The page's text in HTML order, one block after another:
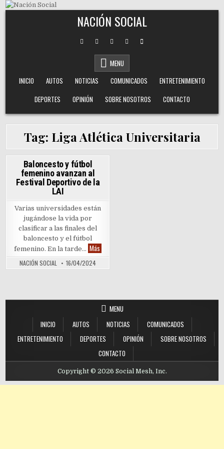
Skip to content
NACIÓN SOCIAL
MENU
INICIO
AUTOS NOTICIAS COMUNICADOS
ENTRETENIMIENTO
DEPORTES
OPINIÓN SOBRE NOSOTROS CONTACTO
Tag: Liga Atlética Universitaria
Posted in
Baloncesto y fútbol
femenino avanzan al
Festival Deportivo de la
LAI
Varias universidades están
jugándose la vida por
clasificar a las finales del
baloncesto y el fútbol
femenino. En la tarde… MásBaloncesto y fútbol femenino avanzan al Festival
NACIÓN SOCIAL 16/04/2024
MENU
INICIO
AUTOS NOTICIAS
COMUNICADOS
ENTRETENIMIENTO
DEPORTES OPINIÓN
SOBRE NOSOTROS
CONTACTO
Copyright © 2026 Social Mesh, Inc.